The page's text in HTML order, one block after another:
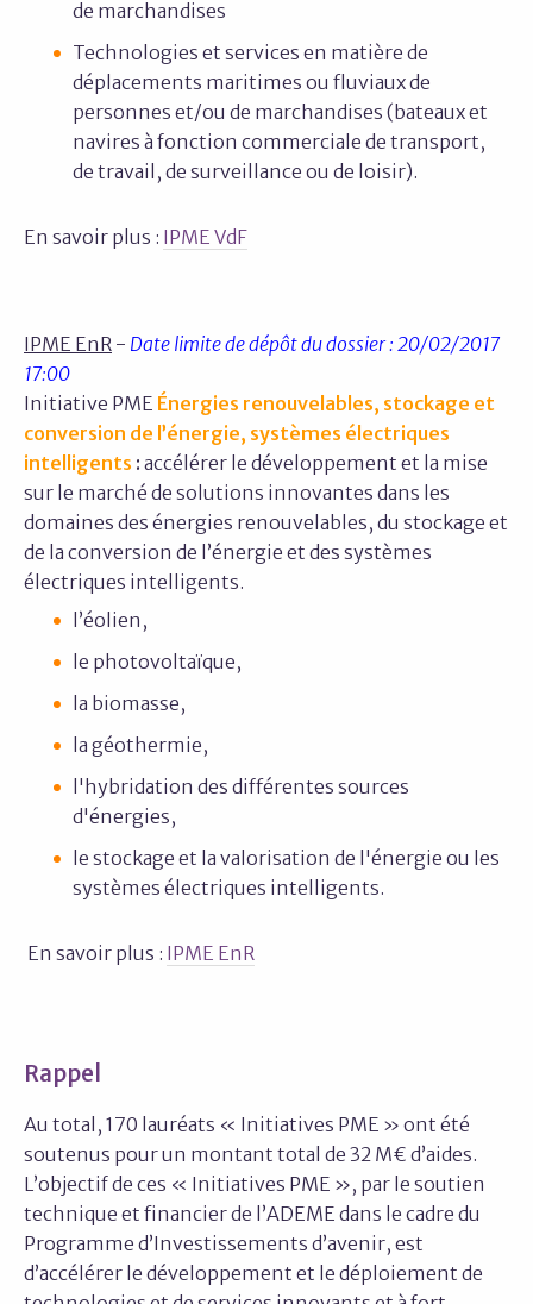
de marchandises
Technologies et services en matière de
déplacements maritimes ou fluviaux de
personnes et/ou de marchandises (bateaux et
navires à fonction commerciale de transport,
de travail, de surveillance ou de loisir).
En savoir plus : IPME VdF
IPME EnR - Date limite de dépôt du dossier : 20/02/2017
17:00
Initiative PME Énergies renouvelables, stockage et
conversion de l’énergie, systèmes électriques
intelligents : accélérer le développement et la mise
sur le marché de solutions innovantes dans les
domaines des énergies renouvelables, du stockage et
de la conversion de l’énergie et des systèmes
électriques intelligents.
l’éolien,
le photovoltaïque,
la biomasse,
la géothermie,
l'hybridation des différentes sources
d'énergies,
le stockage et la valorisation de l'énergie ou les
systèmes électriques intelligents.
En savoir plus : IPME EnR
Rappel
Au total, 170 lauréats « Initiatives PME » ont été
soutenus pour un montant total de 32 M€ d’aides.
L’objectif de ces « Initiatives PME », par le soutien
technique et financier de l’ADEME dans le cadre du
Programme d’Investissements d’avenir, est
d’accélérer le développement et le déploiement de